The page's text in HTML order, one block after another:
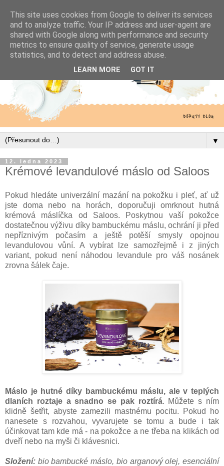
▼
12. ledna 2023
Krémové levandulové máslo od Saloos
Pokud hledáte univerzální mazání na pokožku i pleť, ať už
jste doma nebo na horách, doporučuji omrknout hutná
krémová máslíčka od Saloos. Poskytnou vaší pokožce
dostatečnou výživu díky bambuckému máslu, ochrání ji před
nepříznivým počasím a ještě potěší smysly opojnou
levandulovou vůní. A vybírat lze samozřejmě i z jiných
variant, pokud není náhodou levandule pro váš nosánek
zrovna šálek čaje.
Máslo je hutné díky bambuckému máslu, ale v teplých
dlaních roztaje a snadno se pak roztírá. Můžete s ním
klidně šetřit, abyste zamezili mastnému pocitu. Pokud ho
nanesete s rozvahou, vyvarujete se tomu a bude i tak
účinkovat tam kde má - na pokožce a ne třeba na klikách od
dveří nebo na myši či klávesnici.
Složení: bio bambucké máslo, bio arganový olej, esenciální
This site uses cookies from Google to deliver its services
and to analyze traffic. Your IP address and user-agent are
shared with Google along with performance and security
metrics to ensure quality of service, generate usage
statistics, and to detect and address abuse.
LEARN MORE GOT IT